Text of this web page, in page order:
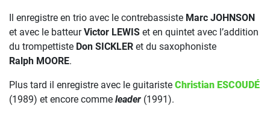
Il enregistre en trio avec le contrebassiste Marc JOHNSON
et avec le batteurVictor LEWIS et en quintet avec l’addition
du trompettiste Don SICKLER et du saxophoniste
Ralph MOORE.
Plus tard il enregistre avec le guitariste Christian ESCOUDÉ
(1989) et encore comme leader (1991).